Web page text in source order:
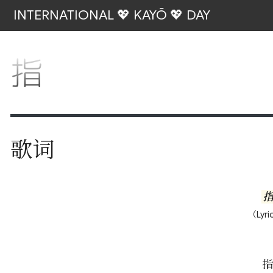
INTERNATIONAL 💖 KAYŌ 💖 DAY
指
歌词
（